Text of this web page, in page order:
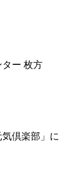
ター 枚方
倶楽部」に